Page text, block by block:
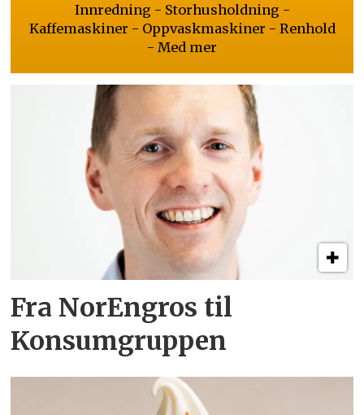
Innredning - Storhusholdning -
Kaffemaskiner - Oppvaskmaskiner - Renhold
- Med mer
Fra NorEngros til
Konsumgruppen